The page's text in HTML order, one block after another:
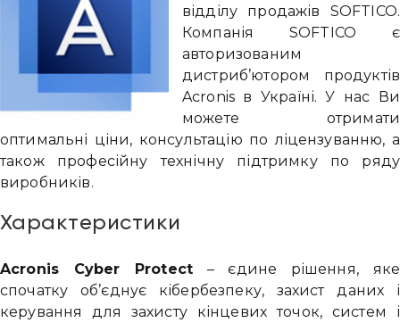
відділу продажів SOFTICO.
Компанія SOFTICO є
авторизованим
дистриб’ютором продуктів
Acronis в Україні. У нас Ви
можете отримати
оптимальні ціни, консультацію по ліцензуванню, а
також професійну технічну підтримку по ряду
виробників.
Характеристики
Acronis Cyber Protect – єдине рішення, яке
спочатку об’єднує кібербезпеку, захист даних і
керування для захисту кінцевих точок, систем і